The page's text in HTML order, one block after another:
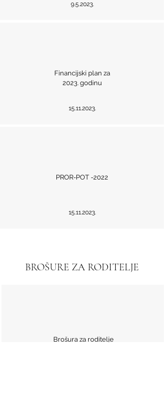
9.5.2023.
Financijski plan za
2023. godinu
15.11.2023.
PROR-POT -2022
15.11.2023.
BROŠURE ZA RODITELJE
Brošura za roditelje